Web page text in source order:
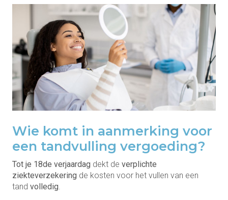
Wie komt in aanmerking voor
een tandvulling vergoeding?
Tot je 18de verjaardag dekt de verplichte
ziekteverzekering de kosten voor het vullen van een
tand volledig